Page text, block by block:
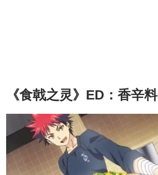
《食戟之灵》ED：香辛料